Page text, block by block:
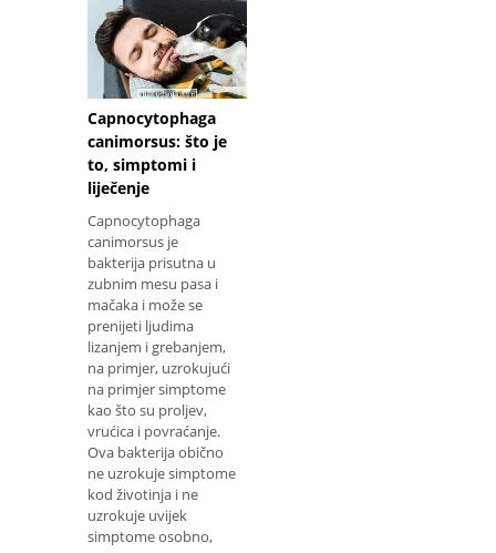
Capnocytophaga
canimorsus: što je
to, simptomi i
liječenje
Capnocytophaga
canimorsus je
bakterija prisutna u
zubnim mesu pasa i
mačaka i može se
prenijeti ljudima
lizanjem i grebanjem,
na primjer, uzrokujući
na primjer simptome
kao što su proljev,
vrućica i povraćanje.
Ova bakterija obično
ne uzrokuje simptome
kod životinja i ne
uzrokuje uvijek
simptome osobno,